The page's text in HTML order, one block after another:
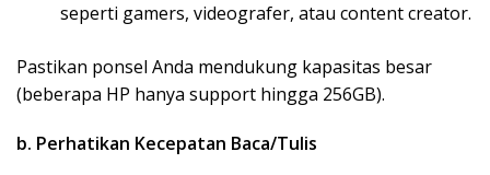
seperti gamers, videografer, atau content creator.
Pastikan ponsel Anda mendukung kapasitas besar
(beberapa HP hanya support hingga 256GB).
b. Perhatikan Kecepatan Baca/Tulis